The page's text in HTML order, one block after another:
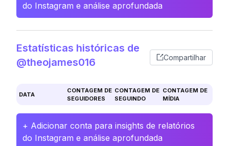
do Instagram e análise aprofundada
Estatísticas históricas de
@theojames016
Compartilhar
DATA
CONTAGEM DE
SEGUIDORES
CONTAGEM DE
SEGUINDO
CONTAGEM DE
MÍDIA
+ Adicionar conta para insights de relatórios
do Instagram e análise aprofundada